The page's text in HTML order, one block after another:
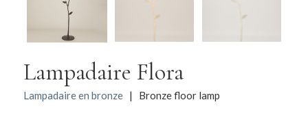
Lampadaire Flora
Lampadaire en bronze| Bronze floor lamp